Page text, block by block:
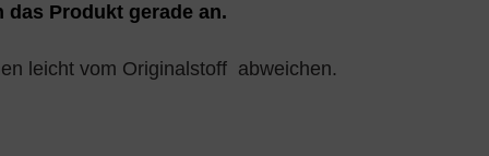
das Produkt gerade an.
leicht vom Originalstoff abweichen.